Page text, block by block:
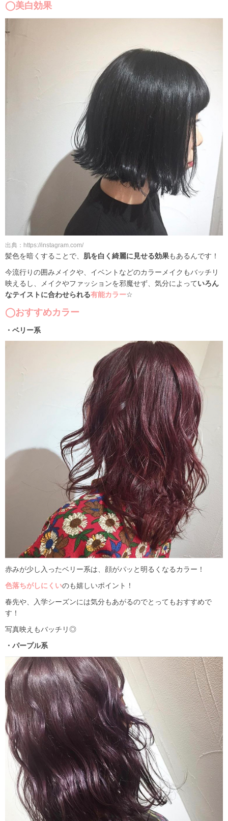
◯美白効果
出典：https://instagram.com/
髪色を暗くすることで、 肌を白く綺麗に見せる効果もあるんです！
今流行りの囲みメイクや、イベントなどのカラーメイクもバッチリ
映えるし、メイクやファッションを邪魔せず、気分によっていろん
なテイストに合わせられる有能カラー☆
◯おすすめカラー
・ベリー系
赤みが少し入ったベリー系は、顔がパッと明るくなるカラー！
色落ちがしにくいのも嬉しいポイント！
春先や、入学シーズンには気分もあがるのでとってもおすすめで
す！
写真映えもバッチリ◎
・パープル系